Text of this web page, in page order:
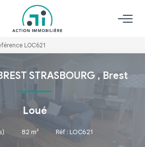
ACCUEIL
NOS BIENS
Acheter
Louer
LOC621
STRASBOURG ,Brest
Loué
• 82 m² • Réf : LOC621